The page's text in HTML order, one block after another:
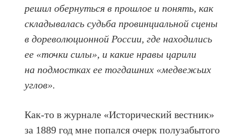
решил обернуться в прошлое и понять, как
складывалась судьба провинциальной сцены
в дореволюционной России, где находились
ее «точки силы», и какие нравы царили
на подмостках ее тогдашних «медвежьих
углов».
Как-то в журнале «Исторический вестник»
за 1889 год мне попался очерк полузабытого